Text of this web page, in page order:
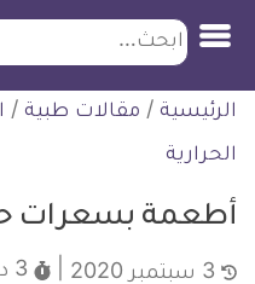
التخطي
للمحتوى
ابحث
الرئيسية / مقالات طبية /
الحرارية
أطعمة بسعرات
3 دقائق